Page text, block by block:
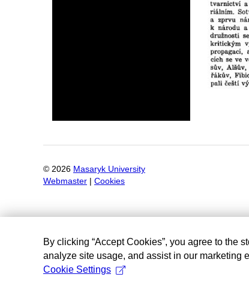
© 2026 Masaryk University
Webmaster
Cookies
By clicking “Accept Cookies”, you agree to the
analyze site usage, and assist in our marketing
Cookie Settings